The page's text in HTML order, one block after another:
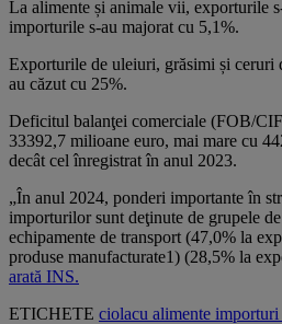
La alimente și animale vii, exporturile
importurile s-au majorat cu 5,1%.
Exporturile de uleiuri, grăsimi și ceruri
au căzut cu 25%.
Deficitul balanţei comerciale (FOB/
33392,7 milioane euro, mai mare cu
decât cel înregistrat în anul 2023.
„În anul 2024, ponderi importante în
importurilor sunt deţinute de grupele
echipamente de transport (47,0% la
produse manufacturate1) (28,5% la
arată INS.
ETICHETE ciolacu alimente importuri